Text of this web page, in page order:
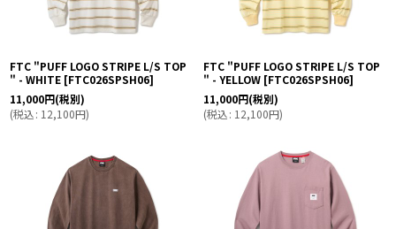
FTC "PUFF LOGO STRIPE L/S TOP
" - WHITE [FTC026SPSH06]
11,000円(税別)
(税込: 12,100円)
FTC "PUFF LOGO STRIPE L/S TOP
" - YELLOW [FTC026SPSH06]
11,000円(税別)
(税込: 12,100円)